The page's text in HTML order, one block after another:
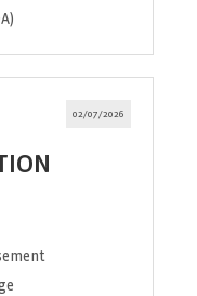
02/07/2026